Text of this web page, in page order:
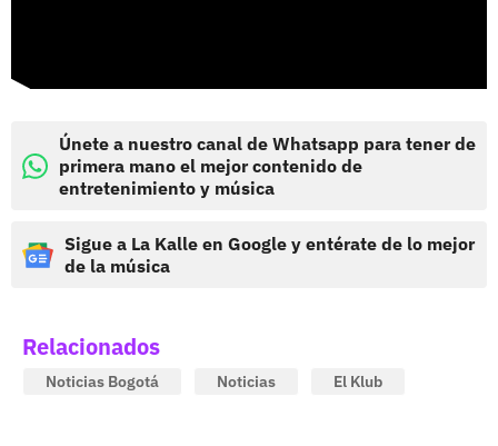
Únete a nuestro canal de Whatsapp para tener de
primera mano el mejor contenido de
entretenimiento y música
Sigue a La Kalle en Google y entérate de lo mejor
de la música
Relacionados
Noticias Bogotá Noticias El Klub